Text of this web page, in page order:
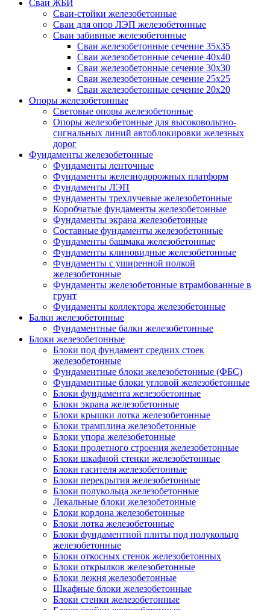
Сваи ЖБИ
Сваи-стойки железобетонные
Сваи для опор ЛЭП железобетонные
Сваи забивные железобетонные
Сваи железобетонные сечение 35x35
Сваи железобетонные сечение 40x40
Сваи железобетонные сечение 30x30
Сваи железобетонные сечение 25x25
Сваи железобетонные сечение 20x20
Опоры железобетонные
Световые опоры железобетонные
Опоры железобетонные для высоковольтно-
сигнальных линий автоблокировки железных
дорог
Фундаменты железобетонные
Фундаменты ленточные
Фундаменты железнодорожных платформ
Фундаменты ЛЭП
Фундаменты трехлучевые железобетонные
Коробчатые фундаменты железобетонные
Фундаменты экрана железобетонные
Составные фундаменты железобетонные
Фундаменты башмака железобетонные
Фундаменты клиновидные железобетонные
Фундаменты с уширенной полкой
железобетонные
Фундаменты железобетонные втрамбованные в
грунт
Фундаменты коллектора железобетонные
Балки железобетонные
Фундаментные балки железобетонные
Блоки железобетонные
Блоки под фундамент средних стоек
железобетонные
Фундаментные блоки железобетонные (ФБС)
Фундаментные блоки угловой железобетонные
Блоки фундамента железобетонные
Блоки экрана железобетонные
Блоки крышки лотка железобетонные
Блоки трамплина железобетонные
Блоки упора железобетонные
Блоки пролетного строения железобетонные
Блоки шкафной стенки железобетонные
Блоки гасителя железобетонные
Блоки перекрытия железобетонные
Блоки полукольца железобетонные
Лекальные блоки железобетонные
Блоки кордона железобетонные
Блоки лотка железобетонные
Блоки фундаментной плиты под полукольцо
железобетонные
Блоки откосных стенок железобетонных
Блоки открылков железобетонные
Блоки лежня железобетонные
Шкафные блоки железобетонные
Блоки стенки железобетонные